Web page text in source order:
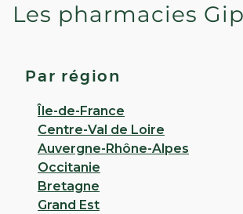
PHARMACIE CENTRALE -
Ouvert
4 RUE DE PERONNE 62450 Bapaume
Appeler
PLUS D'INFO
Les pharmacies
Par région
Île-de-France
Centre-Val de Loire
Auvergne-Rhône-Alpes
Occitanie
Bretagne
Grand Est